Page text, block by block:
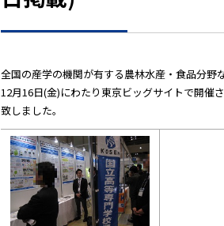
全国の産学の機関が有する農林水産・食品分野
12月16日(金)にわたり東京ビッグサイトで開催
致しました。